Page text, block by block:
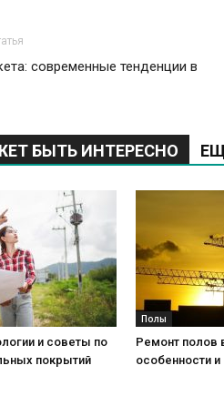
современные тенденции в
БЫТЬ ИНТЕРЕСНО
и советы по
покрытий
Полы
Ремонт полов
особенности